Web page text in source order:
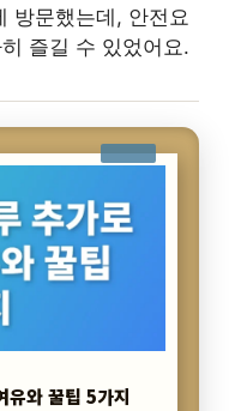
방문했는데, 안전요
즐길 수 있었어요.
유와 꿀팁 5가지